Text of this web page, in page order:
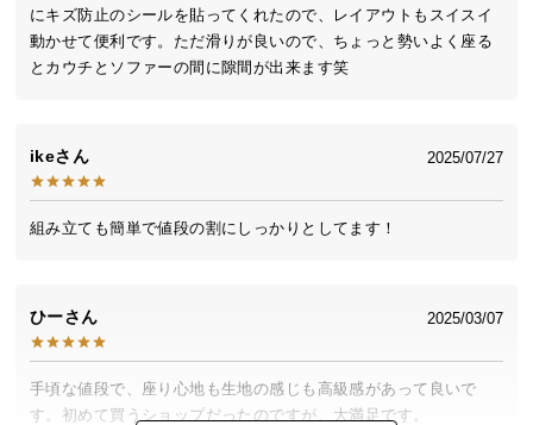
商
品
の
に
つ
い
て
型
商
の
にキズ防止のシールを貼ってくれたので、レイアウトもスイスイ
動かせて便利です。ただ滑りが良いので、ちょっと勢いよく座る
とカウチとソファーの間に隙間が出来ます笑
ike 2025/07/27
組み立ても簡単で値段の割にしっかりとしてます！
ひー 2025/03/07
手頃な値段で、座り心地も生地の感じも高級感があって良いで
す。初めて買うショップだったのですが、大満足です。